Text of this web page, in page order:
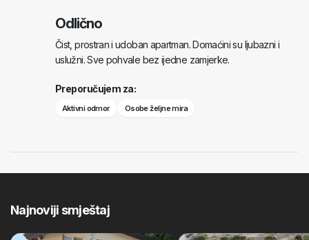
Odlično
Čist, prostran i udoban apartman. Domaćini su ljubazni i
uslužni. Sve pohvale bez ijedne zamjerke.
Preporučujem za:
Aktivni odmor Osobe željne mira
Najnoviji smještaj